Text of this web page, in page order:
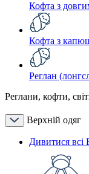
Кофта з
Кофта з
Реглан
Реглани, кофти,
Верхній одяг
Дивитися всі